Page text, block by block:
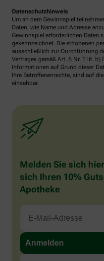
Datenschutzhinweis
Um an dem Gewinnspiel
Daten, wie Name und Adresse
Gewinnspiel erforderlichen Daten
gekennzeichnet. Die erhobenen
ausschließlich zur Durchführung
Vertrages gemäß Art. 6 Nr. 1 lit. b)
Informationen auf Grund dieser
Ihre Betroffenenrechte, sind auf
einsehbar.
Melden Sie sich
sich Ihren 10%
Apotheke